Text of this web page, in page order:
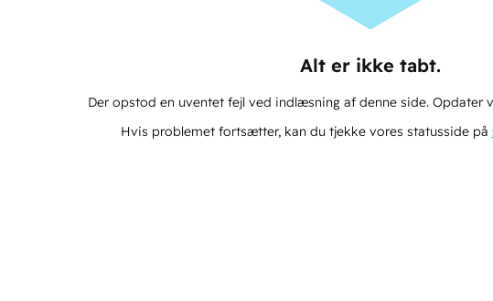
Alt er ikke tabt.
Der opstod en uventet fejl ved indlæsning af denne side. Opdater
Hvis problemet fortsætter, kan du tjekke vores statusside på